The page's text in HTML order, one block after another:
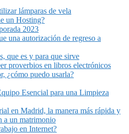
lámparas de vela
un Hosting?
2023
una autorización de regreso a
que es y para que sirve
proverbios en libros electrónicos
¿cómo puedo usarla?
Esencial para una Limpieza
en Madrid, la manera más rápida y
a un matrimonio
en Internet?